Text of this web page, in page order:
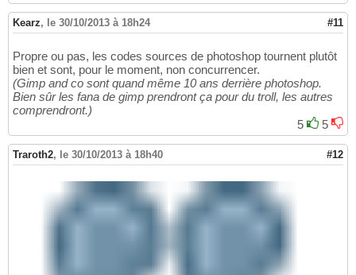
Kearz, le 30/10/2013 à 18h24 #11
Propre ou pas, les codes sources de photoshop tournent plutôt
bien et sont, pour le moment, non concurrencer.
(Gimp and co sont quand même 10 ans derrière photoshop.
Bien sûr les fana de gimp prendront ça pour du troll, les autres
comprendront.)
5
5
Traroth2, le 30/10/2013 à 18h40 #12